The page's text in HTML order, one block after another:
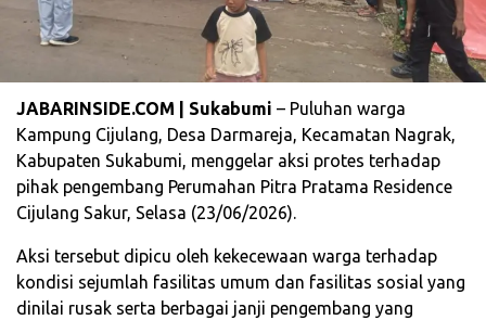
JABARINSIDE.COM | Sukabumi – Puluhan warga
Kampung Cijulang, Desa Darmareja, Kecamatan Nagrak,
Kabupaten Sukabumi, menggelar aksi protes terhadap
pihak pengembang Perumahan Pitra Pratama Residence
Cijulang Sakur, Selasa (23/06/2026).
Aksi tersebut dipicu oleh kekecewaan warga terhadap
kondisi sejumlah fasilitas umum dan fasilitas sosial yang
dinilai rusak serta berbagai janji pengembang yang